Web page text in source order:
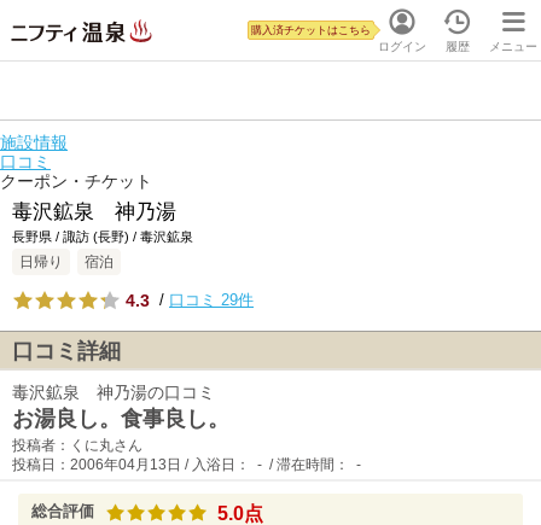
ログイン
購入済チケットはこちら
履歴 メニュー
施設情報
口コミ
クーポン・チケット
毒沢鉱泉 神乃湯
長野県 / 諏訪 (長野) / 毒沢鉱泉
日帰り 宿泊
4.3 / 口コミ 29件
口コミ詳細
毒沢鉱泉 神乃湯の口コミ
お湯良し。食事良し。
投稿者：くに丸さん
投稿日：2006年04月13日 / 入浴日： - / 滞在時間： -
総合評価 5.0点